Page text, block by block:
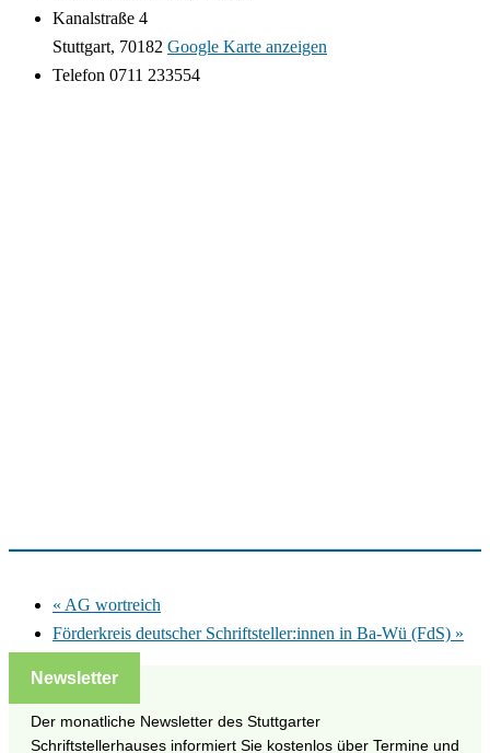
Kanalstraße 4
Stuttgart, 70182 Google Karte anzeigen
Telefon 0711 233554
« AG wortreich
Förderkreis deutscher Schriftsteller:innen in Ba-Wü (FdS) »
Newsletter
Der monatliche Newsletter des Stuttgarter
Schriftstellerhauses informiert Sie kostenlos über Termine und